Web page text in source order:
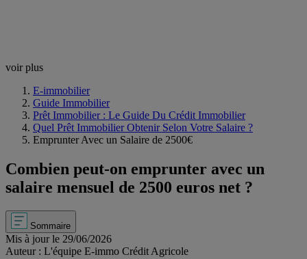
voir plus
E-immobilier
Guide Immobilier
Prêt Immobilier : Le Guide Du Crédit Immobilier
Quel Prêt Immobilier Obtenir Selon Votre Salaire ?
Emprunter Avec un Salaire de 2500€
Combien peut-on emprunter avec un
salaire mensuel de 2500 euros net ?
Sommaire
Mis à jour le 29/06/2026
Auteur : L'équipe E-immo Crédit Agricole